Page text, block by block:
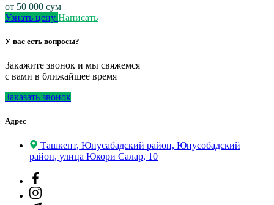
от 50 000 сум
Узнать цену Написать
У вас есть вопросы?
Закажите звонок и мы свяжемся
с вами в ближайшее время
Заказать звонок
Адрес
Ташкент, Юнусабадский район, Юнусобадский
район, улица Юкори Салар, 10